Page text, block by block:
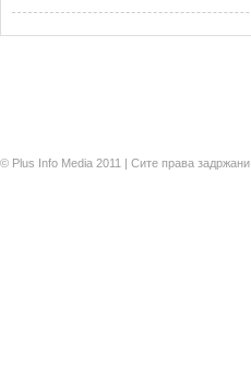
© Plus Info Media 2011 | Сите права задржани.